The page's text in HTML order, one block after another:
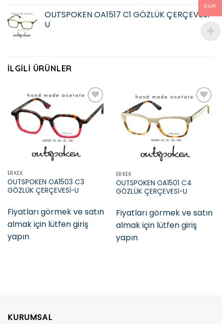
OUTSPOKEN OA1517 C1 GÖZLÜK ÇERÇEVESİ-
U
İLGILI ÜRÜNLER
Add to
wishlist
ERKEK
OUTSPOKEN OA1503 C3
GÖZLÜK ÇERÇEVESİ-U
Fiyatları görmek ve satın
almak için lütfen giriş
yapın
wishlist
ERKEK
OUTSPOKEN OA1501 C4
GÖZLÜK ÇERÇEVESİ-U
Fiyatları görmek ve satın
almak için lütfen giriş
yapın
KURUMSAL
EUR